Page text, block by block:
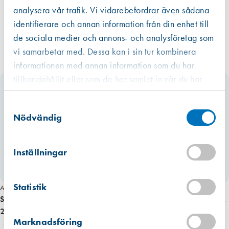
analysera vår trafik. Vi vidarebefordrar även sådana
identifierare och annan information från din enhet till
de sociala medier och annons- och analysföretag som
vi samarbetar med. Dessa kan i sin tur kombinera
informationen med annan information som du har
tillhandahållit eller som de har samlat in när du har
använt deras tjänster.
Nödvändig
Inställningar
Statistik
Marknadsföring
Art. nr 6354
Sundström, Batteriladdare SR 500
2 385,00 kr
Slut i lager
Förväntad leverans: 2026-07-17
Hitta hit
Hitta hit